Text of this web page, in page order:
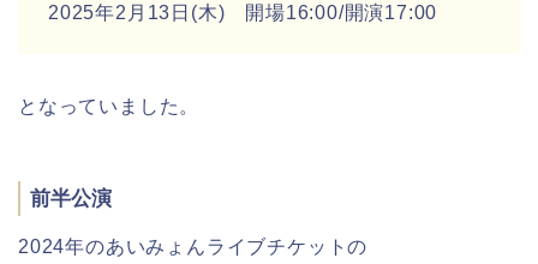
2025年2月13日(木) 開場16:00/開演17:00
となっていました。
前半公演
2024年のあいみょんライブチケットの